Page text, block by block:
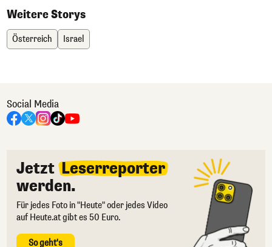
Weitere Storys
Österreich Israel
Social Media
Jetzt Leserreporter
werden.
Für jedes Foto in "Heute" oder jedes Video
auf Heute.at gibt es 50 Euro.
So geht's